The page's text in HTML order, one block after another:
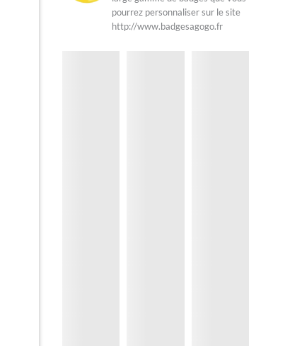
pourrez personnaliser sur le site
http://www.badgesagogo.fr